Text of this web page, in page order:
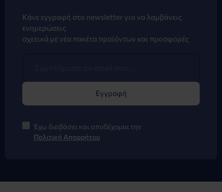
Κάνε εγγραφή στο newsletter για να λαμβάνεις
ενημερώσεις
σχετικά με νέα πακέτα προϊόντων και προσφορές
Εγγραφή
Έχω διαβάσει και αποδέχομαι την
Πολιτική Απορρήτου